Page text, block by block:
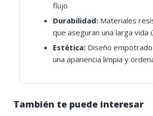
flujo
Durabilidad: Materiales
que aseguran una larga vida
Estética: Diseño
una apariencia limpia y
También te puede interesar